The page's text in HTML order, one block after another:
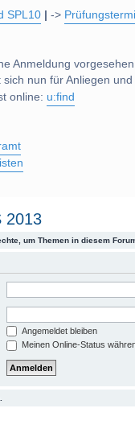
SPL10 ->
Anmeldung
sich nun für Anliegen
online: u:find
2013
um Themen in diesem
Angemeldet bleiben
Meinen Online-Status